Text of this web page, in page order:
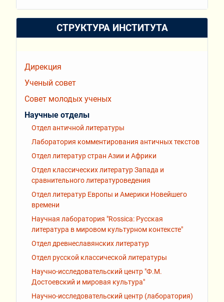
СТРУКТУРА ИНСТИТУТА
Дирекция
Ученый совет
Совет молодых ученых
Научные отделы
Отдел античной литературы
Лаборатория комментирования античных текстов
Отдел литератур стран Азии и Африки
Отдел классических литератур Запада и
сравнительного литературоведения
Отдел литератур Европы и Америки Новейшего
времени
Научная лаборатория "Rossiсa: Русская
литература в мировом культурном контексте"
Отдел древнеславянских литератур
Отдел русской классической литературы
Научно-исследовательский центр "Ф.М.
Достоевский и мировая культура"
Научно-исследовательский центр (лаборатория)